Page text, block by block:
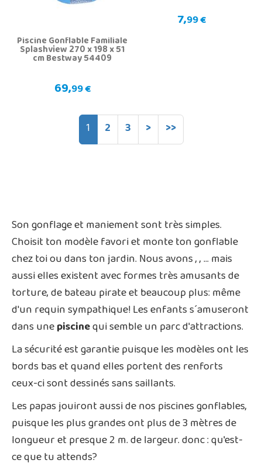
Piscine Gonflable Familiale
Splashview 270 x 198 x 51
cm Bestway 54409
69,99 €
7,99 €
1 2 3 > >>
Son gonflage et maniement sont très simples.
Choisit ton modèle favori et monte ton gonflable
chez toi ou dans ton jardin. Nous avons,,… mais
aussi elles existent avec formes très amusants de
torture, de bateau pirate et beaucoup plus: même
d'un requin sympathique! Les enfants s´amuseront
dans unepiscinequi semble un parc d'attractions.
La sécurité est garantie puisque les modèles ont les
bords bas et quand elles portent des renforts
ceux-ci sont dessinés sans saillants.
Les papas jouiront aussi de nos piscines gonflables,
puisque les plus grandes ont plus de 3 mètres de
longueur et presque 2 m. de largeur. donc : qu'est-
ce que tu attends?